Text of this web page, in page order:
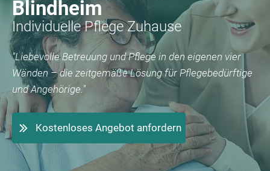
Blindheim
Individuelle Pflege Zuhause
"Liebevolle Betreuung und Pflege in den eigenen vier
Wänden – die zeitgemäße Lösung für Pflegebedürftige
und Angehörige."
Kostenloses Angebot anfordern